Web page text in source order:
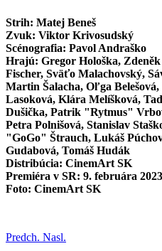
Strih: Matej Beneš
Zvuk: Viktor Krivosudský
Scénografia: Pavol Andraško
Hrajú: Gregor Hološka,
Fischer, Sväťo Malachovský,
Martin Šalacha, Oľga
Lasoková, Klára Melíšková,
Dušička, Patrik "Rytmus"
Petra Polnišová, Stanislav
"GoGo" Štrauch, Lukáš
Gudabová, Tomáš Hudák
Distribúcia: CinemArt SK
Premiéra v SR: 9. februára 2023
Foto: CinemArt SK
Predch. Nasl.